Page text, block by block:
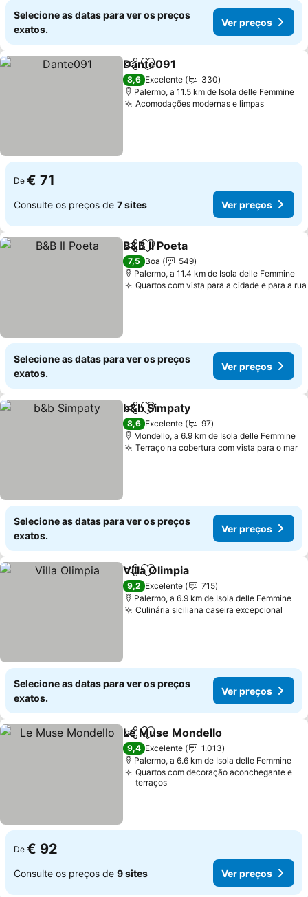
Selecione as datas para ver os preços
exatos.
Ver preços
PartilharAdicionar aos favoritos
Dante091
8,6 Excelente
330
Palermo, a 11.5 km de Isola delle Femmine
Acomodações modernas e limpas
De € 71
Consulte os preços de 7 sites Ver preços
PartilharAdicionar aos favoritos
B&B Il Poeta
7,5 Boa
549
Palermo, a 11.4 km de Isola delle Femmine
Quartos com vista para a cidade e para a rua
Selecione as datas para ver os preços
exatos.
Ver preços
PartilharAdicionar aos favoritos
b&b Simpaty
8,6 Excelente
97
Mondello, a 6.9 km de Isola delle Femmine
Terraço na cobertura com vista para o mar
Selecione as datas para ver os preços
exatos.
Ver preços
PartilharAdicionar aos favoritos
Villa Olimpia
9,2 Excelente
715
Palermo, a 6.9 km de Isola delle Femmine
Culinária siciliana caseira excepcional
Selecione as datas para ver os preços
exatos.
Ver preços
PartilharAdicionar aos favoritos
Le Muse Mondello
9,4 Excelente
1.013
Palermo, a 6.6 km de Isola delle Femmine
Quartos com decoração aconchegante e
terraços
De € 92
Consulte os preços de 9 sites Ver preços